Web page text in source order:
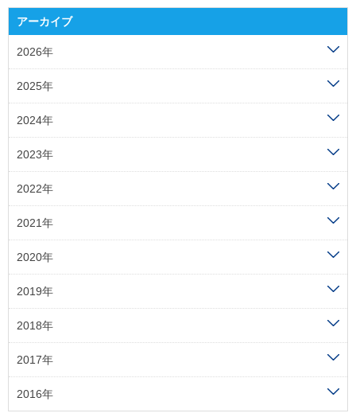
アーカイブ
2026年
2025年
2024年
2023年
2022年
2021年
2020年
2019年
2018年
2017年
2016年